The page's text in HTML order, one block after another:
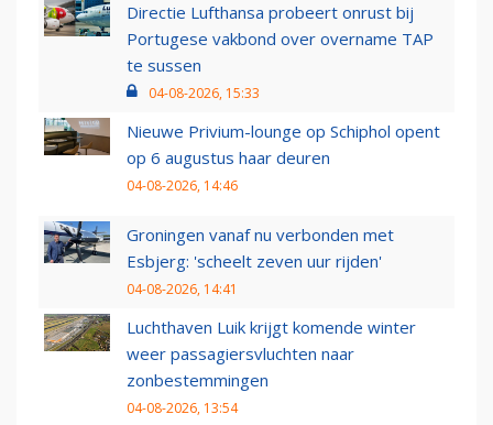
Directie Lufthansa probeert onrust bij
Portugese vakbond over overname TAP
te sussen
04-08-2026, 15:33
Nieuwe Privium-lounge op Schiphol opent
op 6 augustus haar deuren
04-08-2026, 14:46
Groningen vanaf nu verbonden met
Esbjerg: 'scheelt zeven uur rijden'
04-08-2026, 14:41
Luchthaven Luik krijgt komende winter
weer passagiersvluchten naar
zonbestemmingen
04-08-2026, 13:54